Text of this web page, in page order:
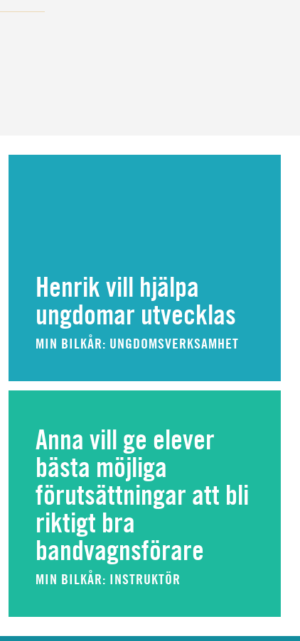
Henrik vill hjälpa
ungdomar utvecklas
MIN BILKÅR: UNGDOMSVERKSAMHET
Anna vill ge elever
bästa möjliga
förutsättningar att bli
riktigt bra
bandvagnsförare
MIN BILKÅR: INSTRUKTÖR